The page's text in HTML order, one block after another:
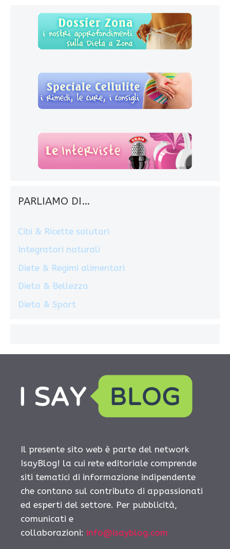
PARLIAMO DI…
Cibi & Ricette salutari
Integratori naturali
Diete & Regimi alimentari
Dieta & Bellezza
Dieta & Sport
Il presente sito web è parte del network
IsayBlog! la cui rete editoriale comprende
siti tematici di informazione indipendente
che contano sul contributo di appassionati
ed esperti del settore. Per pubblicità,
comunicati e
collaborazioni: info@isayblog.com